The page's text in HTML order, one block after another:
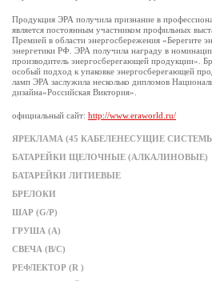
Продукция ЭРА получила признание в
является постоянным участником профильных
Премией в области энергосбережения «Берегите
энергетики РФ. ЭРА получила награду в
производитель энергосберегающей продукции».
особый подход к упаковке энергосберегающей
ламп ЭРА заслужила несколько дипломов
дизайна«Российская Виктория».
официальный сайт: http://www.eraworld.ru/
ЯРЕКЛАМА (45 КАБЕЛЕНЕСУЩИЕ
БАТАРЕЙКИ ЩЕЛОЧНЫЕ (АЛКАЛИНОВЫЕ)
БАТАРЕЙКИ ЛИТИЕВЫЕ
БРЕЛОКИ
ШАР (G/P)
ГРУША (A)
СВЕЧА (B/C)
РЕФЛЕКТОР (R )